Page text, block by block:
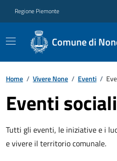
Regione Piemonte
Comune di
Home / Vivere None / Eventi /
Eventi sociali
Tutti gli eventi, le iniziative e i
e vivere il territorio comunale.